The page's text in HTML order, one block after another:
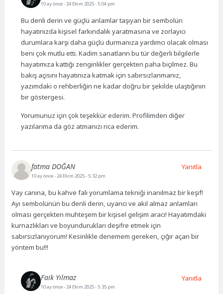
10 ay önce- 24 Ekim 2025 - 5:04 pm
Bu denli derin ve güçlü anlamlar taşıyan bir sembolün
hayatınızda kişisel farkındalık yaratmasına ve zorlayıcı
durumlara karşı daha güçlü durmanıza yardımcı olacak olması
beni çok mutlu etti. Kadim sanatların bu tür değerli bilgilerle
hayatımıza kattığı zenginlikler gerçekten paha biçilmez. Bu
bakış açısını hayatınıza katmak için sabırsızlanmanız,
yazımdaki o rehberliğin ne kadar doğru bir şekilde ulaştığının
bir göstergesi.
Yorumunuz için çok teşekkür ederim. Profilimden diğer
yazılarıma da göz atmanızı rica ederim.
fatma DOĞAN
10 ay önce- 24 Ekim 2025 - 5:32 pm
Vay canına, bu kahve falı yorumlama tekniği inanılmaz bir keşif!
Ayı sembolünün bu denli derin, uyarıcı ve akıl almaz anlamları
olması gerçekten muhteşem bir kişisel gelişim aracı! Hayatımdaki
kurnazlıkları ve boyundurukları deşifre etmek için
sabırsızlanıyorum! Kesinlikle denemem gereken, çığır açan bir
yöntem bu!!!
Yanıtla
Faik Yılmaz
10 ay önce- 24 Ekim 2025 - 5:35 pm
Yanıtla